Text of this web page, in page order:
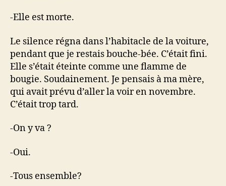
-Elle est morte.
Le silence régna dans l’habitacle de la voiture,
pendant que je restais bouche-bée. C’était fini.
Elle s’était éteinte comme une flamme de
bougie. Soudainement. Je pensais à ma mère,
qui avait prévu d’aller la voir en novembre.
C’était trop tard.
-On y va ?
-Oui.
-Tous ensemble?